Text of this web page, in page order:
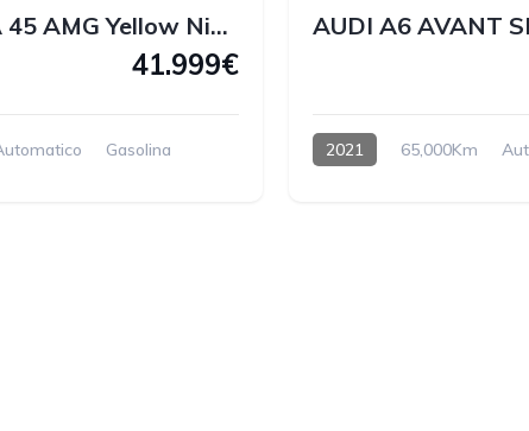
Mercedes-Benz A 45 AMG Yellow Night Edition 4MATIC 381 CV
41.999€
Gasolina 2021 65,000Km